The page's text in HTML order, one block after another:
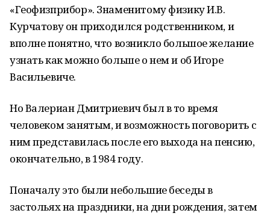
«Геофизприбор». Знаменитому физику И.В.
Курчатову он приходился родственником, и
вполне понятно, что возникло большое желание
узнать как можно больше о нем и об Игоре
Васильевиче.
Но Валериан Дмитриевич был в то время
человеком занятым, и возможность поговорить с
ним представилась после его выхода на пенсию,
окончательно, в 1984 году.
Поначалу это были небольшие беседы в
застольях на праздники, на дни рождения, затем